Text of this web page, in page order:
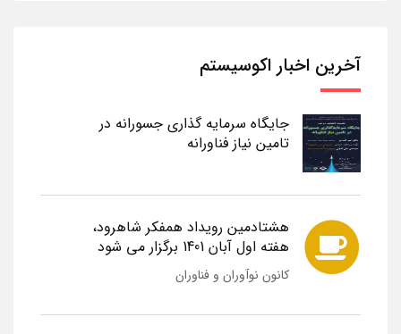
آخرین اخبار اکوسیستم
جایگاه سرمایه گذاری جسورانه در
تامین نیاز فناورانه
هشتادمین رویداد همفکر شاهرود،
هفته اول آبان 1401 برگزار می شود
کانون نوآوران و فناوران